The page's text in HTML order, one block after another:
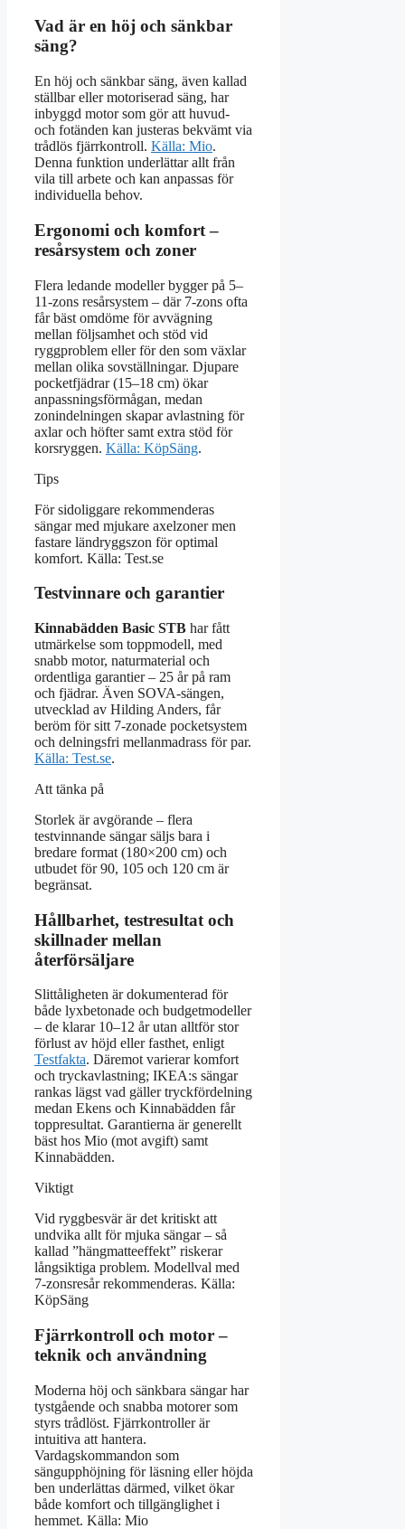
Vad är en höj och sänkbar
säng?
En höj och sänkbar säng, även kallad
ställbar eller motoriserad säng, har
inbyggd motor som gör att huvud-
och fotänden kan justeras bekvämt via
trådlös fjärrkontroll. Källa: Mio.
Denna funktion underlättar allt från
vila till arbete och kan anpassas för
individuella behov.
Ergonomi och komfort –
resårsystem och zoner
Flera ledande modeller bygger på 5–
11-zons resårsystem – där 7-zons ofta
får bäst omdöme för avvägning
mellan följsamhet och stöd vid
ryggproblem eller för den som växlar
mellan olika sovställningar. Djupare
pocketfjädrar (15–18 cm) ökar
anpassningsförmågan, medan
zonindelningen skapar avlastning för
axlar och höfter samt extra stöd för
korsryggen. Källa: KöpSäng.
Tips
För sidoliggare rekommenderas
sängar med mjukare axelzoner men
fastare ländryggszon för optimal
komfort. Källa: Test.se
Testvinnare och garantier
Kinnabädden Basic STB har fått
utmärkelse som toppmodell, med
snabb motor, naturmaterial och
ordentliga garantier – 25 år på ram
och fjädrar. Även SOVA-sängen,
utvecklad av Hilding Anders, får
beröm för sitt 7-zonade pocketsystem
och delningsfri mellanmadrass för par.
Källa: Test.se.
Att tänka på
Storlek är avgörande – flera
testvinnande sängar säljs bara i
bredare format (180×200 cm) och
utbudet för 90, 105 och 120 cm är
begränsat.
Hållbarhet, testresultat och
skillnader mellan
återförsäljare
Slittåligheten är dokumenterad för
både lyxbetonade och budgetmodeller
– de klarar 10–12 år utan alltför stor
förlust av höjd eller fasthet, enligt
Testfakta. Däremot varierar komfort
och tryckavlastning; IKEA:s sängar
rankas lägst vad gäller tryckfördelning
medan Ekens och Kinnabädden får
toppresultat. Garantierna är generellt
bäst hos Mio (mot avgift) samt
Kinnabädden.
Viktigt
Vid ryggbesvär är det kritiskt att
undvika allt för mjuka sängar – så
kallad ”hängmatteeffekt” riskerar
långsiktiga problem. Modellval med
7-zonsresår rekommenderas. Källa:
KöpSäng
Fjärrkontroll och motor –
teknik och användning
Moderna höj och sänkbara sängar har
tystgående och snabba motorer som
styrs trådlöst. Fjärrkontroller är
intuitiva att hantera.
Vardagskommandon som
sängupphöjning för läsning eller höjda
ben underlättas därmed, vilket ökar
både komfort och tillgänglighet i
hemmet. Källa: Mio